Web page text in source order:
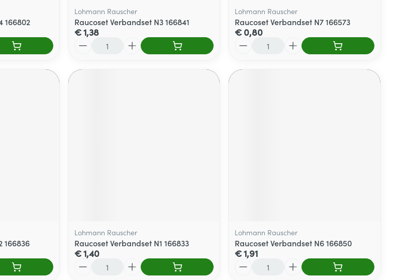
166802
Lohmann Rauscher
Raucoset Verbandset N3 166841
€ 1,38
Lohmann Rauscher
Raucoset Verbandset N7 166573
€ 0,80
166836
Lohmann Rauscher
Raucoset Verbandset N1 166833
€ 1,40
Lohmann Rauscher
Raucoset Verbandset N6 166850
€ 1,91